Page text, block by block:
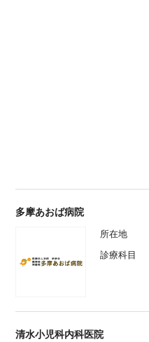
多摩あおば病院
所在地
診療科目
清水小児科内科医院